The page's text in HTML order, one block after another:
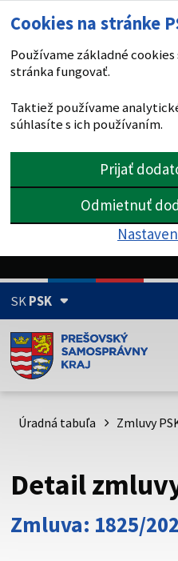
Cookies na stránke
Používame základné
stránka fungovať.
Taktiež používame
súhlasíte s ich používaním.
Prijať
Odmietnuť
SKPSK
Doména psk.sk je oficiálna
Toto je oficiálna webová
psk.sk.
Buďte pozorní a vždy sa
cez zabezpečenú webovú
vždy začína https:// pred
Úradná tabuľa Zmluvy
Detail
Zmluva: 1825/